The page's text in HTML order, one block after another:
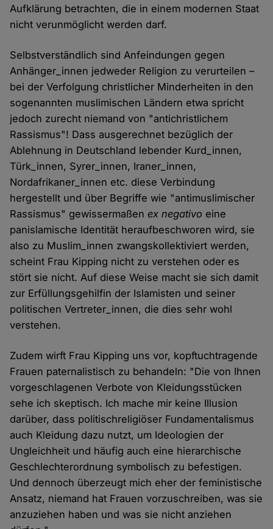
Aufklärung betrachten, die in einem modernen Staat
nicht verunmöglicht werden darf.
Selbstverständlich sind Anfeindungen gegen
Anhänger_innen jedweder Religion zu verurteilen –
bei der Verfolgung christlicher Minderheiten in den
sogenannten muslimischen Ländern etwa spricht
jedoch zurecht niemand von "antichristlichem
Rassismus"! Dass ausgerechnet bezüglich der
Ablehnung in Deutschland lebender Kurd_innen,
Türk_innen, Syrer_innen, Iraner_innen,
Nordafrikaner_innen etc. diese Verbindung
hergestellt und über Begriffe wie "antimuslimischer
Rassismus" gewissermaßenex negativo eine
panislamische Identität heraufbeschworen wird, sie
also zu Muslim_innen zwangskollektiviert werden,
scheint Frau Kipping nicht zu verstehen oder es
stört sie nicht. Auf diese Weise macht sie sich damit
zur Erfüllungsgehilfin der Islamisten und seiner
politischen Vertreter_innen, die dies sehr wohl
verstehen.
Zudem wirft Frau Kipping uns vor, kopftuchtragende
Frauen paternalistisch zu behandeln: "Die von Ihnen
vorgeschlagenen Verbote von Kleidungsstücken
sehe ich skeptisch. Ich mache mir keine Illusion
darüber, dass politischreligiöser Fundamentalismus
auch Kleidung dazu nutzt, um Ideologien der
Ungleichheit und häufig auch eine hierarchische
Geschlechterordnung symbolisch zu befestigen.
Und dennoch überzeugt mich eher der feministische
Ansatz, niemand hat Frauen vorzuschreiben, was sie
anzuziehen haben und was sie nicht anziehen